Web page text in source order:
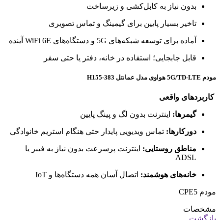
بدون نیاز به کابل‌کشی و زیرساخت
تاخیر بسیار پایین برای گیمینگ و تماس تصویری
آماده برای توسعه شبکه‌های 5G و دستگاه‌های WiFi 6E آینده
قابل جابجایی؛ استفاده در خانه، دفتر یا حتی سفر
مودم 5G/TD-LTE هواوی مدل عمانتل H155-383
کاربردهای واقعی
گیمرها: اینترنت بدون لگ و پینگ پایین
دورکارها: تماس ویدیویی پایدار حتی هنگام استریم خانوادگی
مناطق روستایی: اینترنت پرسرعت بدون نیاز به فیبر یا
ADSL
خانه‌های هوشمند: اتصال آسان همه دستگاه‌ها و IoT
مودم CPE5
مشخصات
بازگشت